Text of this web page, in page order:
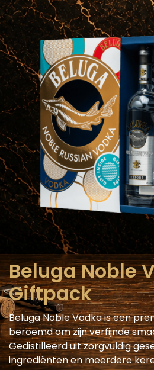
Beluga Noble
Giftpack
Beluga Noble Vodka is een
beroemd om zijn verfijnde
Gedistilleerd uit zorgvuldig
ingrediënten en meerdere